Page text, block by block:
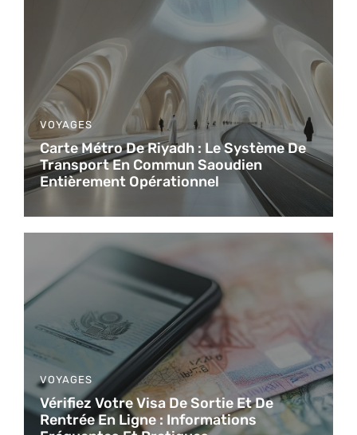
VOYAGES
Carte Métro De Riyadh : Le Système De
Transport En Commun Saoudien
Entièrement Opérationnel
VOYAGES
Vérifiez Votre Visa De Sortie Et De
Rentrée En Ligne : Informations